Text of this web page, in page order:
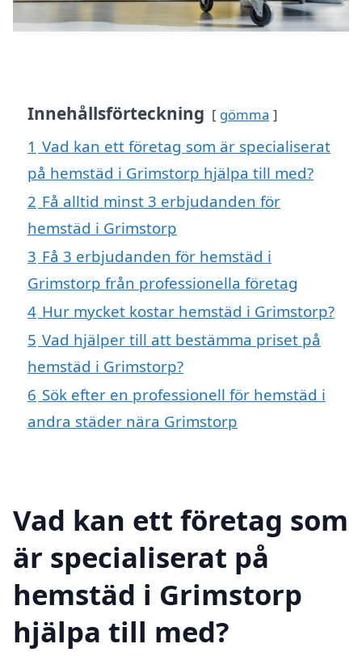
Innehållsförteckning gömma
1 Vad kan ett företag som är specialiserat
på hemstäd i Grimstorp hjälpa till med?
2 Få alltid minst 3 erbjudanden för
hemstäd i Grimstorp
3 Få 3 erbjudanden för hemstäd i
Grimstorp från professionella företag
4 Hur mycket kostar hemstäd i Grimstorp?
5 Vad hjälper till att bestämma priset på
hemstäd i Grimstorp?
6 Sök efter en professionell för hemstäd i
andra städer nära Grimstorp
Vad kan ett företag som
är specialiserat på
hemstäd i Grimstorp
hjälpa till med?